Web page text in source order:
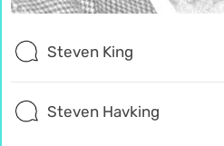
Steven King
Steven Havking